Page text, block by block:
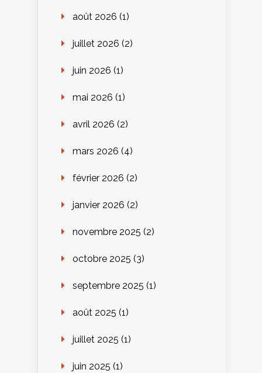
août 2026 (1)
juillet 2026 (2)
juin 2026 (1)
mai 2026 (1)
avril 2026 (2)
mars 2026 (4)
février 2026 (2)
janvier 2026 (2)
novembre 2025 (2)
octobre 2025 (3)
septembre 2025 (1)
août 2025 (1)
juillet 2025 (1)
juin 2025 (1)